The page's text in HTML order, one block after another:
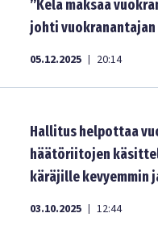
”Kela maksaa
johti vuokranantajan
05.12.2025 | 20:14
Hallitus helpottaa
häätöriitojen
käräjille kevyemmin
03.10.2025 | 12:44